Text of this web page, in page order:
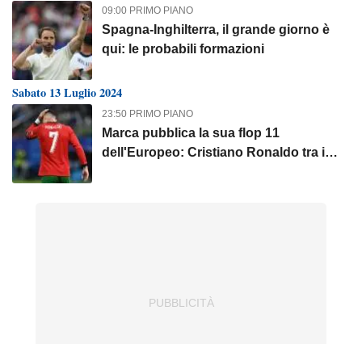
09:00 PRIMO PIANO
Spagna-Inghilterra, il grande giorno è
qui: le probabili formazioni
Sabato 13 Luglio 2024
23:50 PRIMO PIANO
Marca pubblica la sua flop 11
dell'Europeo: Cristiano Ronaldo tra i